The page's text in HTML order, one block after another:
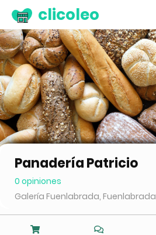
clicoleo
Panadería Patricio
0 opiniones
Galería Fuenlabrada, Fuenlabrada